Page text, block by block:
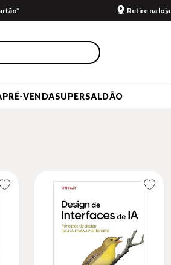
Retire na loja
PRÉ-VENDASUPERSALDÃO